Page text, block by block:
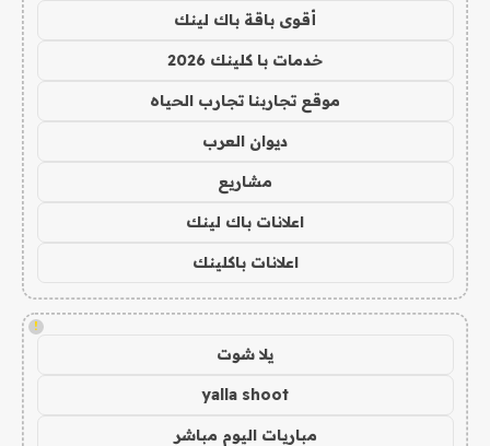
أقوى باقة باك لينك
خدمات با كلينك 2026
موقع تجاربنا تجارب الحياه
ديوان العرب
مشاريع
اعلانات باك لينك
اعلانات باكلينك
!
يلا شوت
yalla shoot
مباريات اليوم مباشر